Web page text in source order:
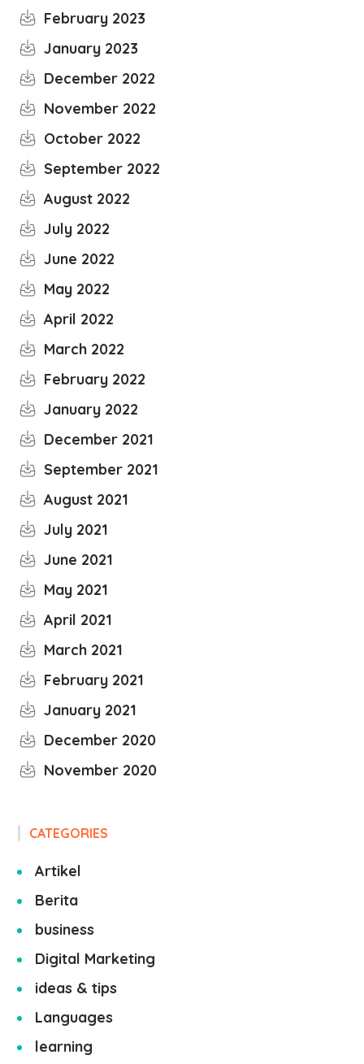
February 2023
January 2023
December 2022
November 2022
October 2022
September 2022
August 2022
July 2022
June 2022
May 2022
April 2022
March 2022
February 2022
January 2022
December 2021
September 2021
August 2021
July 2021
June 2021
May 2021
April 2021
March 2021
February 2021
January 2021
December 2020
November 2020
CATEGORIES
Artikel
Berita
business
Digital Marketing
ideas & tips
Languages
learning